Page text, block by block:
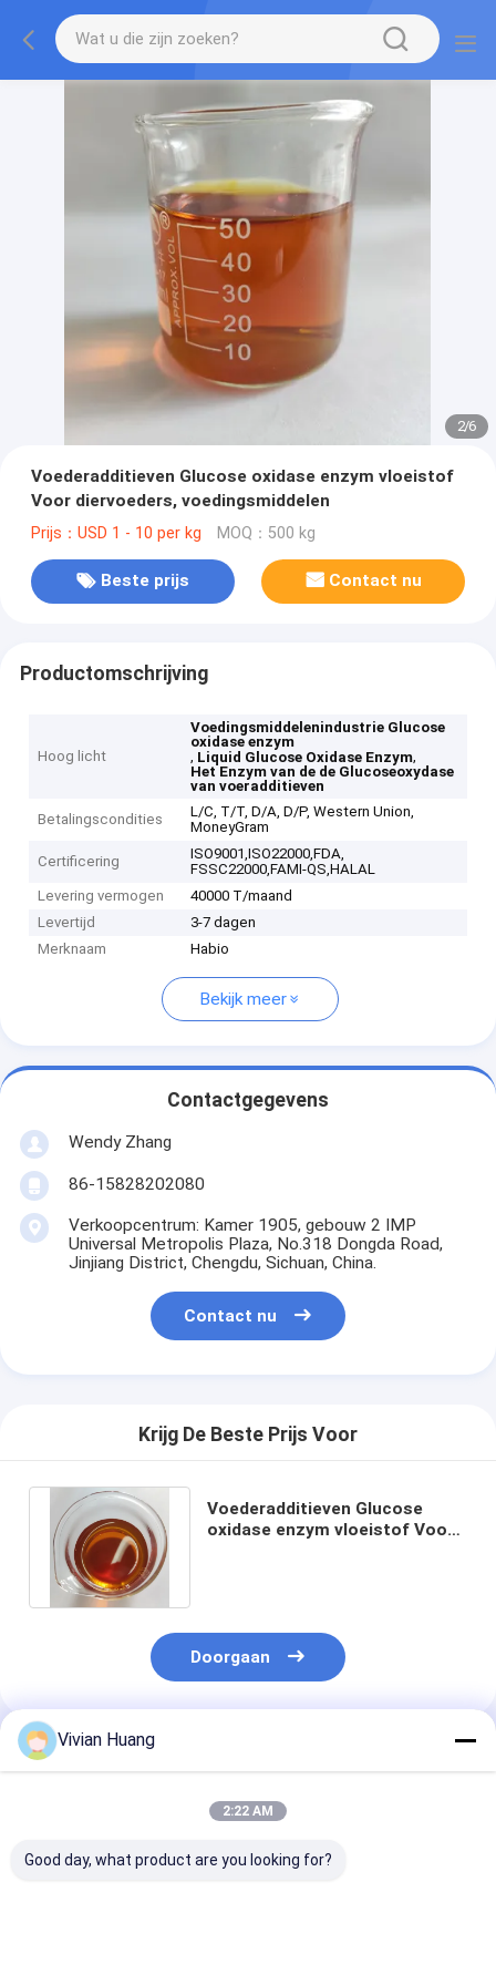
2/6
Voederadditieven Glucose oxidase enzym vloeistof
Voor diervoeders, voedingsmiddelen
Prijs：USD 1 - 10 per kg MOQ：500 kg
Beste prijs Contact nu
Productomschrijving
Hoog licht
Voedingsmiddelenindustrie Glucose
oxidase enzym
, Liquid Glucose Oxidase Enzym,
Het Enzym van de de Glucoseoxydase
van voeradditieven
Betalingscondities
L/C, T/T, D/A, D/P, Western Union,
MoneyGram
Certificering
ISO9001,ISO22000,FDA,
FSSC22000,FAMI-QS,HALAL
Levering vermogen
40000 T/maand
Levertijd
3-7 dagen
Merknaam
Habio
Bekijk meer
Contactgegevens
Wendy Zhang
86-15828202080
Verkoopcentrum: Kamer 1905, gebouw 2 IMP
Universal Metropolis Plaza, No.318 Dongda Road,
Jinjiang District, Chengdu, Sichuan, China.
Contact nu
Krijg De Beste Prijs Voor
Voederadditieven Glucose
oxidase enzym vloeistof Voor
Doorgaan
Geadviseerde Producten
Vivian Huang
2:22 AM
Good day, what product are you looking for?